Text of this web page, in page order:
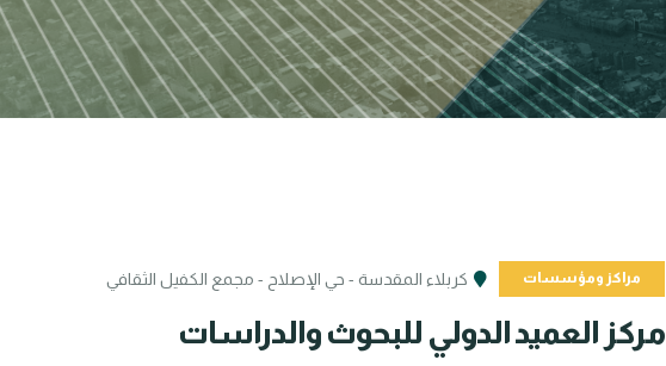
مراكز ومؤسسات كربلاء المقدسة - حي الإصلاح - مجمع الكفيل الثقافي
مركز العميد الدولي للبحوث والدراسات